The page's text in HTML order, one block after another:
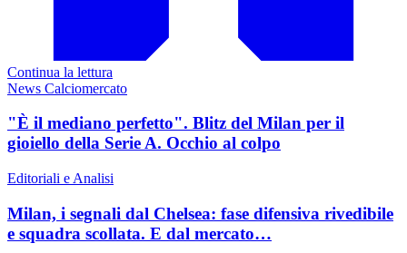
Continua la lettura
News Calciomercato
"È il mediano perfetto". Blitz del Milan per il
gioiello della Serie A. Occhio al colpo
Editoriali e Analisi
Milan, i segnali dal Chelsea: fase difensiva rivedibile
e squadra scollata. E dal mercato…